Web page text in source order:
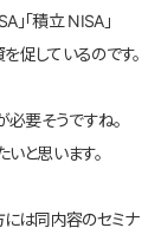
」「積立 NISA」
促しているのです。
要そうですね。
と思います。
には同内容のセミナ